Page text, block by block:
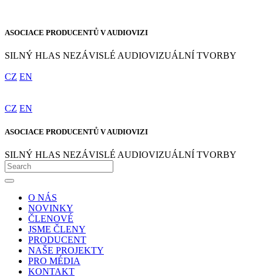
ASOCIACE PRODUCENTŮ V AUDIOVIZI
SILNÝ HLAS NEZÁVISLÉ AUDIOVIZUÁLNÍ TVORBY
CZ EN
CZ EN
ASOCIACE PRODUCENTŮ V AUDIOVIZI
SILNÝ HLAS NEZÁVISLÉ AUDIOVIZUÁLNÍ TVORBY
O NÁS
NOVINKY
ČLENOVÉ
JSME ČLENY
PRODUCENT
NAŠE PROJEKTY
PRO MÉDIA
KONTAKT